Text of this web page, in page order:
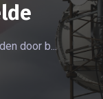
door b...